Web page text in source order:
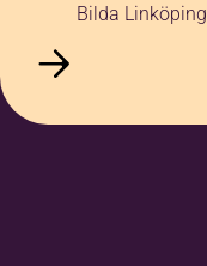
Bilda Linköping